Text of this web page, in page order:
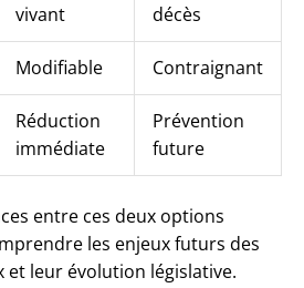
vivant
décès
Modifiable Contraignant
Réduction
immédiate
Prévention
future
entre ces deux options
les enjeux futurs des
et leur évolution législative.